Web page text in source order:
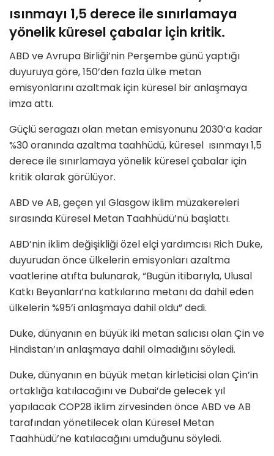
ısınmayı 1,5 derece ile sınırlamaya
yönelik küresel çabalar için kritik.
ABD ve Avrupa Birliği’nin Perşembe günü yaptığı
duyuruya göre, 150’den fazla ülke metan
emisyonlarını azaltmak için küresel bir anlaşmaya
imza attı.
Güçlü seragazı olan metan emisyonunu 2030’a kadar
%30 oranında azaltma taahhüdü, küresel ısınmayı 1,5
derece ile sınırlamaya yönelik küresel çabalar için
kritik olarak görülüyor.
ABD ve AB, geçen yıl Glasgow iklim müzakereleri
sırasında Küresel Metan Taahhüdü’nü başlattı.
ABD’nin iklim değişikliği özel elçi yardımcısı Rich Duke,
duyurudan önce ülkelerin emisyonları azaltma
vaatlerine atıfta bulunarak, “Bugün itibarıyla, Ulusal
Katkı Beyanları’na katkılarına metanı da dahil eden
ülkelerin %95’i anlaşmaya dahil oldu” dedi.
Duke, dünyanın en büyük iki metan salıcısı olan Çin ve
Hindistan’ın anlaşmaya dahil olmadığını söyledi.
Duke, dünyanın en büyük metan kirleticisi olan Çin’in
ortaklığa katılacağını ve Dubai’de gelecek yıl
yapılacak COP28 iklim zirvesinden önce ABD ve AB
tarafından yönetilecek olan Küresel Metan
Taahhüdü’ne katılacağını umduğunu söyledi.